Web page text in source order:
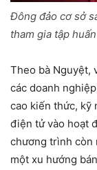
Đông đảo cơ sở
tham gia tập huấn
Theo bà Nguyệt,
các doanh
cao kiến thức, kỹ
điện tử vào hoạt
chương trình còn
một xu hướng